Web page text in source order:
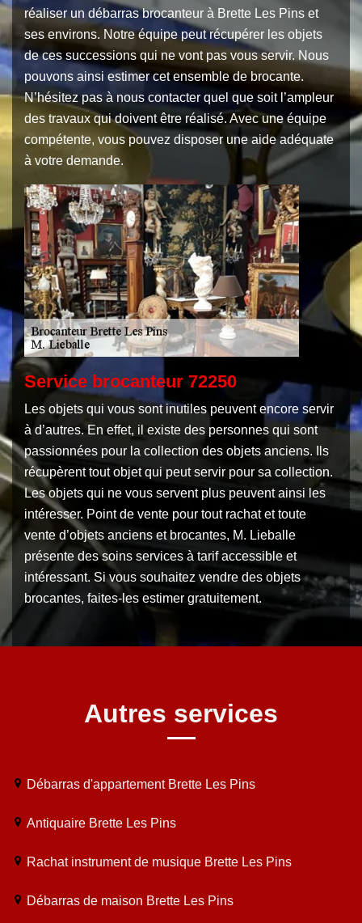
réaliser un débarras brocanteur à Brette Les Pins et
ses environs. Notre équipe peut récupérer les objets
de ces successions qui ne vont pas vous servir. Nous
pouvons ainsi estimer cet ensemble de brocante.
N’hésitez pas à nous contacter quel que soit l’ampleur
des travaux qui doivent être réalisé. Avec une équipe
compétente, vous pouvez disposer une aide adéquate
à votre demande.
Service brocanteur 72250
Les objets qui vous sont inutiles peuvent encore servir
à d’autres. En effet, il existe des personnes qui sont
passionnées pour la collection des objets anciens. Ils
récupèrent tout objet qui peut servir pour sa collection.
Les objets qui ne vous servent plus peuvent ainsi les
intéresser. Point de vente pour tout rachat et toute
vente d’objets anciens et brocantes, M. Lieballe
présente des soins services à tarif accessible et
intéressant. Si vous souhaitez vendre des objets
brocantes, faites-les estimer gratuitement.
Autres services
Débarras d'appartement Brette Les Pins
Antiquaire Brette Les Pins
Rachat instrument de musique Brette Les Pins
Débarras de maison Brette Les Pins